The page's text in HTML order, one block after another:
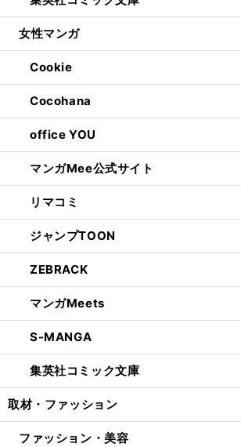
女性マンガ
Cookie
Cocohana
office YOU
マンガMee公式サイト
リマコミ
ジャンプTOON
ZEBRACK
マンガMeets
S-MANGA
集英社コミック文庫
取材・ファッション
ファッション・美容